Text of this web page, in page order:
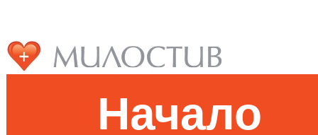
Начало